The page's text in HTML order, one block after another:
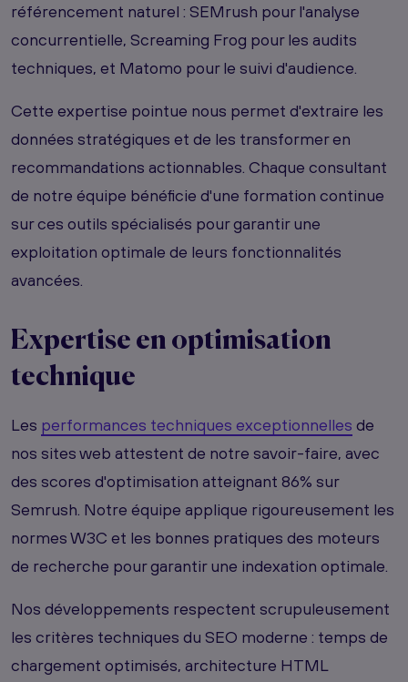
référencement naturel : SEMrush pour l'analyse
concurrentielle, Screaming Frog pour les audits
techniques, et Matomo pour le suivi d'audience.
Cette expertise pointue nous permet d'extraire les
données stratégiques et de les transformer en
recommandations actionnables. Chaque consultant
de notre équipe bénéficie d'une formation continue
sur ces outils spécialisés pour garantir une
exploitation optimale de leurs fonctionnalités
avancées.
Expertise en optimisation
technique
Les performances techniques exceptionnelles de
nos sites web attestent de notre savoir-faire, avec
des scores d'optimisation atteignant 86% sur
Semrush. Notre équipe applique rigoureusement les
normes W3C et les bonnes pratiques des moteurs
de recherche pour garantir une indexation optimale.
Nos développements respectent scrupuleusement
les critères techniques du SEO moderne : temps de
chargement optimisés, architecture HTML